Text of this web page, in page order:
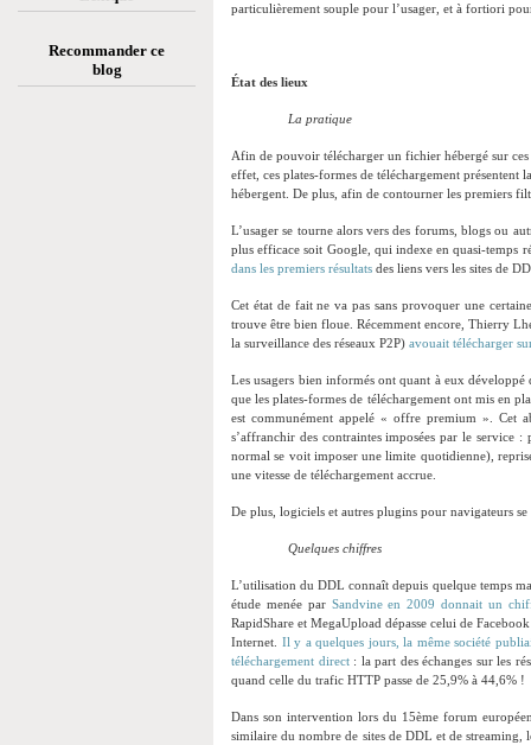
Recommander ce
blog
particulièrement souple pour l’usager, et à fortiori
État des lieux
La pratique
Afin de pouvoir télécharger un fichier hébergé sur
effet, ces plates-formes de téléchargement
hébergent. De plus, afin de contourner les premiers
L’usager se tourne alors vers des forums, blogs ou
plus efficace soit Google, qui indexe en quasi-
dans les premiers résultats des liens vers les sites de
Cet état de fait ne va pas sans provoquer une
trouve être bien floue. Récemment encore, Thierry
la surveillance des réseaux P2P) avouait télécharger
Les usagers bien informés ont quant à eux
que les plates-formes de téléchargement ont mis en
est communément appelé « offre premium ». Cet
s’affranchir des contraintes imposées par le service :
normal se voit imposer une limite quotidienne),
une vitesse de téléchargement accrue.
De plus, logiciels et autres plugins pour navigateurs
Quelques chiffres
L’utilisation du DDL connaît depuis quelque temps
étude menée par Sandvine en 2009 donnait un
RapidShare et MegaUpload dépasse celui de
Internet. Il y a quelques jours, la même société
téléchargement direct : la part des échanges sur les
quand celle du trafic HTTP passe de 25,9% à 44,6% !
Dans son intervention lors du 15ème forum
similaire du nombre de sites de DDL et de streaming,